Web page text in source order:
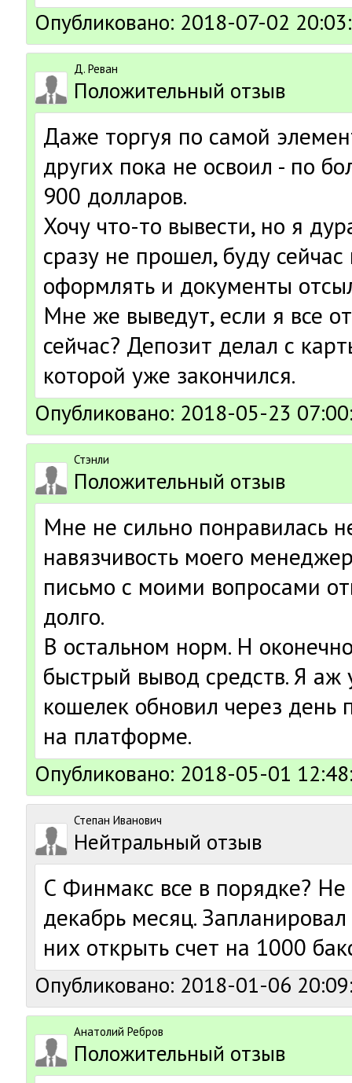
Опубликовано: 2018-07-02
Д. Реван
Положительный отзыв
Даже торгуя по самой
других пока не освоил - по
900 долларов.
Хочу что-то вывести, но я
сразу не прошел, буду сейчас
оформлять и документы
Мне же выведут, если я все
сейчас? Депозит делал с
которой уже закончился.
Опубликовано: 2018-05-23
Стэнли
Положительный отзыв
Мне не сильно понравилась
навязчивость моего
письмо с моими вопросами
долго.
В остальном норм. Н
быстрый вывод средств. Я аж
кошелек обновил через день
на платформе.
Опубликовано: 2018-05-01
Степан Иванович
Нейтральный отзыв
С Финмакс все в порядке?
декабрь месяц.
них открыть счет на 1000
Опубликовано: 2018-01-06
Анатолий Ребров
Положительный отзыв